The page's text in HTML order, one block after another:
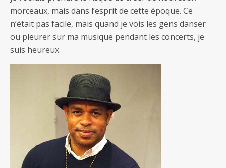
morceaux, mais dans l’esprit de cette époque. Ce
n’était pas facile, mais quand je vois les gens danser
ou pleurer sur ma musique pendant les concerts, je
suis heureux.